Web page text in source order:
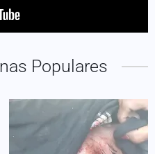
Populares